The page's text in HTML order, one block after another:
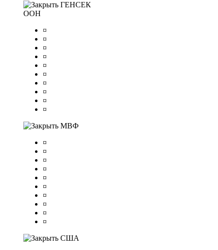
ГЕНСЕК
ООН
¤
¤
¤
¤
¤
¤
¤
¤
¤
¤
МВФ
¤
¤
¤
¤
¤
¤
¤
¤
¤
¤
США